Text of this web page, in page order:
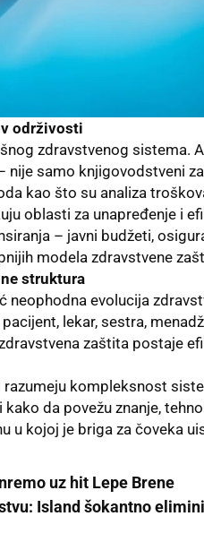
održivosti
zdravstvenog sistema.
samo knjigovodstveni
kao što su analiza
oblasti za unapređenje i
– javni budžeti,
modela zdravstvene
struktura
neophodna evolucija
lekar, sestra,
zaštita postaje
kompleksnost
da povežu znanje,
u kojoj je briga za čoveka
uz hit Lepe Brene
Island šokantno